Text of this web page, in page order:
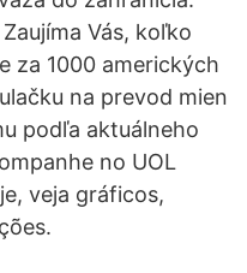
Vás, koľko
za 1000 amerických
na prevod mien
podľa aktuálneho
no UOL
veja gráficos,